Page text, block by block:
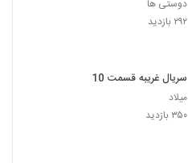
دوستی ها
۲۹۲ بازدید
سریال غریبه قسمت 10
میلاد
۳۵۰ بازدید